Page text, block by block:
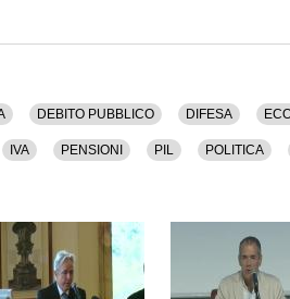
di 58 minuti.
DEBITO PUBBLICO DIFESA
IVA PENSIONI PIL POLITICA